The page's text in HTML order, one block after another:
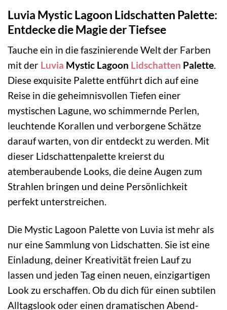
Luvia Mystic Lagoon Lidschatten Palette:
Entdecke die Magie der Tiefsee
Tauche ein in die faszinierende Welt der Farben
mit der Luvia Mystic Lagoon Lidschatten Palette.
Diese exquisite Palette entführt dich auf eine
Reise in die geheimnisvollen Tiefen einer
mystischen Lagune, wo schimmernde Perlen,
leuchtende Korallen und verborgene Schätze
darauf warten, von dir entdeckt zu werden. Mit
dieser Lidschattenpalette kreierst du
atemberaubende Looks, die deine Augen zum
Strahlen bringen und deine Persönlichkeit
perfekt unterstreichen.
Die Mystic Lagoon Palette von Luvia ist mehr als
nur eine Sammlung von Lidschatten. Sie ist eine
Einladung, deiner Kreativität freien Lauf zu
lassen und jeden Tag einen neuen, einzigartigen
Look zu erschaffen. Ob du dich für einen subtilen
Alltagslook oder einen dramatischen Abend-